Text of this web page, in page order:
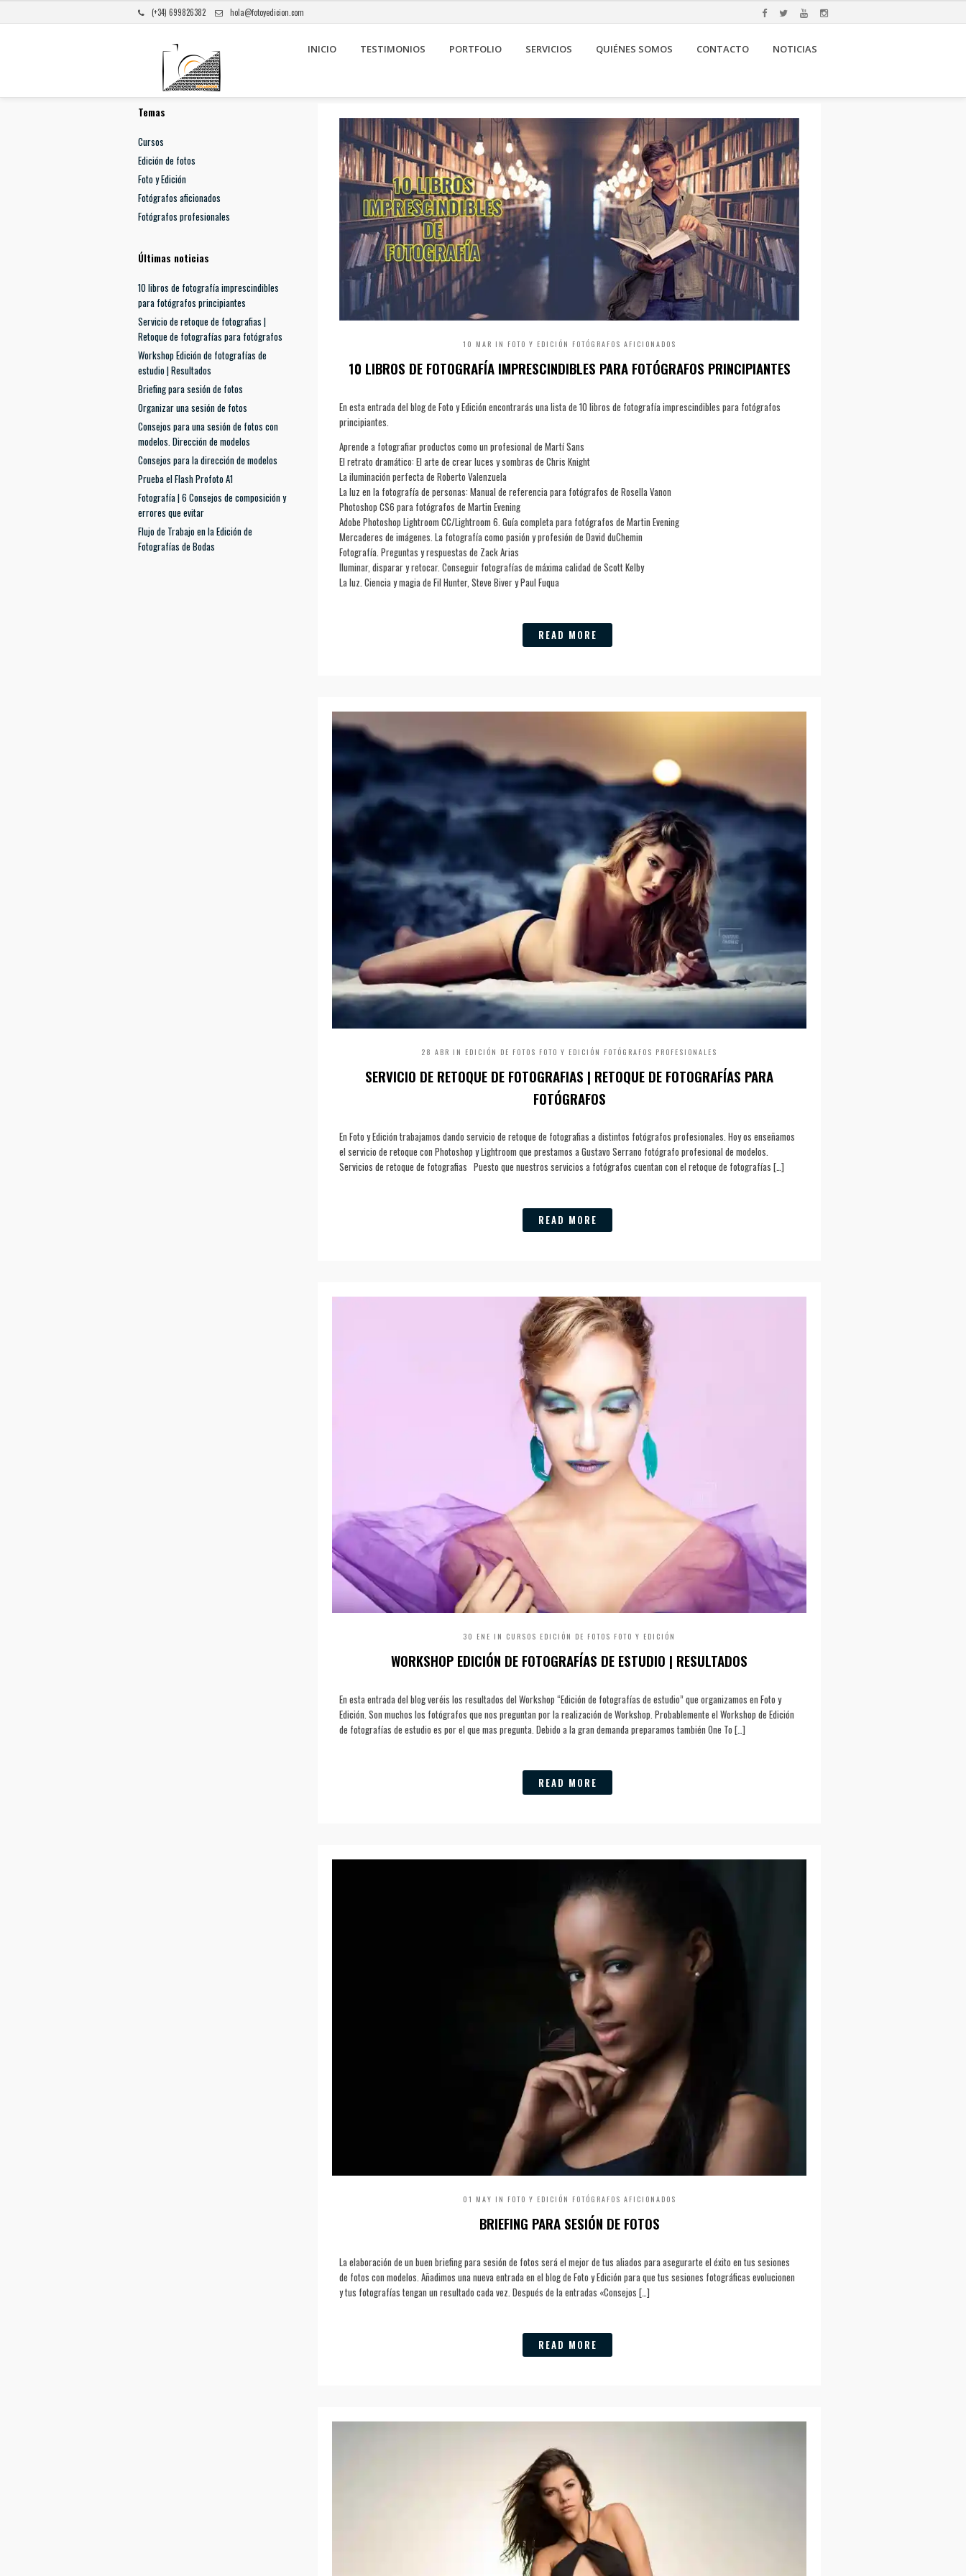
(+34) 699826382 hola@fotoyedicion.com
INICIO TESTIMONIOS PORTFOLIO SERVICIOS QUIÉNES SOMOS CONTACTO NOTICIAS
Temas
Cursos
Edición de fotos
Foto y Edición
Fotógrafos aficionados
Fotógrafos profesionales
Últimas noticias
10 libros de fotografía imprescindibles
para fotógrafos principiantes
Servicio de retoque de fotografias |
Retoque de fotografías para fotógrafos
Workshop Edición de fotografías de
estudio | Resultados
Briefing para sesión de fotos
Organizar una sesión de fotos
Consejos para una sesión de fotos con
modelos. Dirección de modelos
Consejos para la dirección de modelos
Prueba el Flash Profoto A1
Fotografía | 6 Consejos de composición y
errores que evitar
Flujo de Trabajo en la Edición de
Fotografías de Bodas
10 MAR IN FOTO Y EDICIÓN FOTÓGRAFOS AFICIONADOS
10 LIBROS DE FOTOGRAFÍA IMPRESCINDIBLES PARA FOTÓGRAFOS PRINCIPIANTES
En esta entrada del blog de Foto y Edición encontrarás una lista de 10 libros de fotografía imprescindibles para fotógrafos
principiantes.
Aprende a fotografiar productos como un profesional de Martí Sans
El retrato dramático: El arte de crear luces y sombras de Chris Knight
La iluminación perfecta de Roberto Valenzuela
La luz en la fotografía de personas: Manual de referencia para fotógrafos de Rosella Vanon
Photoshop CS6 para fotógrafos de Martin Evening
Adobe Photoshop Lightroom CC/Lightroom 6. Guía completa para fotógrafos de Martin Evening
Mercaderes de imágenes. La fotografía como pasión y profesión de David duChemin
Fotografía. Preguntas y respuestas de Zack Arias
Iluminar, disparar y retocar. Conseguir fotografías de máxima calidad de Scott Kelby
La luz. Ciencia y magia de Fil Hunter, Steve Biver y Paul Fuqua
READ MORE
28 ABR IN EDICIÓN DE FOTOS FOTO Y EDICIÓN FOTÓGRAFOS PROFESIONALES
SERVICIO DE RETOQUE DE FOTOGRAFIAS | RETOQUE DE FOTOGRAFÍAS PARA
FOTÓGRAFOS
En Foto y Edición trabajamos dando servicio de retoque de fotografias a distintos fotógrafos profesionales. Hoy os enseñamos
el servicio de retoque con Photoshop y Lightroom que prestamos a Gustavo Serrano fotógrafo profesional de modelos.
Servicios de retoque de fotografias Puesto que nuestros servicios a fotógrafos cuentan con el retoque de fotografías […]
READ MORE
30 ENE IN CURSOS EDICIÓN DE FOTOS FOTO Y EDICIÓN
WORKSHOP EDICIÓN DE FOTOGRAFÍAS DE ESTUDIO | RESULTADOS
En esta entrada del blog veréis los resultados del Workshop “Edición de fotografías de estudio” que organizamos en Foto y
Edición. Son muchos los fotógrafos que nos preguntan por la realización de Workshop. Probablemente el Workshop de Edición
de fotografías de estudio es por el que mas pregunta. Debido a la gran demanda preparamos también One To […]
READ MORE
01 MAY IN FOTO Y EDICIÓN FOTÓGRAFOS AFICIONADOS
BRIEFING PARA SESIÓN DE FOTOS
La elaboración de un buen briefing para sesión de fotos será el mejor de tus aliados para asegurarte el éxito en tus sesiones
de fotos con modelos. Añadimos una nueva entrada en el blog de Foto y Edición para que tus sesiones fotográficas evolucionen
y tus fotografías tengan un resultado cada vez. Después de la entradas «Consejos […]
READ MORE